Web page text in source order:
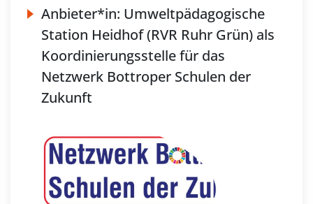
Anbieter*in: Umweltpädagogische
Station Heidhof (RVR Ruhr Grün) als
Koordinierungsstelle für das
Netzwerk Bottroper Schulen der
Zukunft